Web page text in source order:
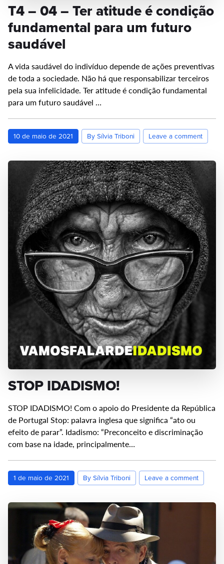
T4 – 04 – Ter atitude é condição
fundamental para um futuro
saudável
A vida saudável do indivíduo depende de ações preventivas
de toda a sociedade. Não há que responsabilizar terceiros
pela sua infelicidade. Ter atitude é condição fundamental
para um futuro saudável …
10 de maio de 2021 By Sílvia Triboni Leave a comment
STOP IDADISMO!
STOP IDADISMO! Com o apoio do Presidente da República
de Portugal Stop: palavra inglesa que significa “ato ou
efeito de parar”. Idadismo: “Preconceito e discriminação
com base na idade, principalmente…
1 de maio de 2021 By Sílvia Triboni Leave a comment